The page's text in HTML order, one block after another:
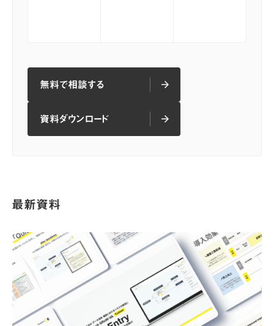
無料で相談する
無料で相談する arrow_forward
資料ダウンロード
資料ダウンロード arrow_forward
最新資料